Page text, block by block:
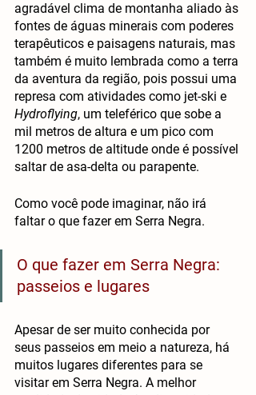
agradável clima de montanha aliado às
fontes de águas minerais com poderes
terapêuticos e paisagens naturais, mas
também é muito lembrada como a terra
da aventura da região, pois possui uma
represa com atividades como jet-ski e
Hydroflying, um teleférico que sobe a
mil metros de altura e um pico com
1200 metros de altitude onde é possível
saltar de asa-delta ou parapente.
Como você pode imaginar, não irá
faltar o que fazer em Serra Negra.
O que fazer em Serra Negra:
passeios e lugares
Apesar de ser muito conhecida por
seus passeios em meio a natureza, há
muitos lugares diferentes para se
visitar em Serra Negra. A melhor